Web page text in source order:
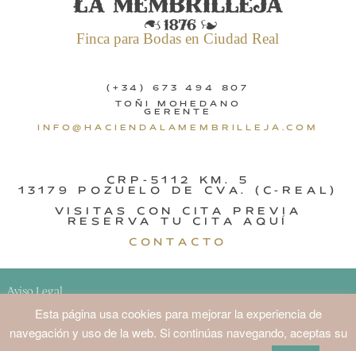
CRP-5112 KM. 5
13179 POZUELO DE CVA. (C-REAL)
VISITAS CON CITA PREVIA
RESERVA TU CITA AQUÍ
CONTACTO
(+34) 673 494 807
TOÑI MOHEDANO
GERENTE
INFO@HACIENDALAMEMBRILLEJA.COM
Finca para Bodas en Ciudad Real
Aviso Legal
Fotografías realizadas por
Esta página usa cookies para mejorar la experiencia de
navegación y uso de la web. Si continúas navegando, aceptas su